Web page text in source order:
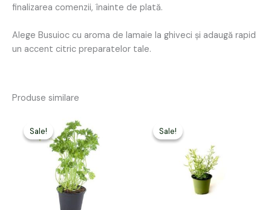
finalizarea comenzii, înainte de plată.
Alege Busuioc cu aroma de lamaie la ghiveci și adaugă rapid
un accent citric preparatelor tale.
Produse similare
Sale!
Sale!
inițial
a
fost:
49,00 lei.
curent
este:
39,00 lei.
Sale!
Sale!
a
fost:
49,00 lei.
39,00 lei.